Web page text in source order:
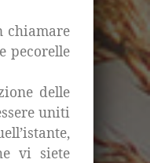
chiamare
pecorelle
delle
uniti
vi siete